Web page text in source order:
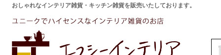
おしゃれなインテリア雑貨・キッチン雑貨を販売いたしております。